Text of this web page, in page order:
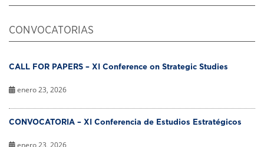
CONVOCATORIAS
CALL FOR PAPERS – XI Conference on Strategic Studies
enero 23, 2026
CONVOCATORIA – XI Conferencia de Estudios Estratégicos
enero 23, 2026